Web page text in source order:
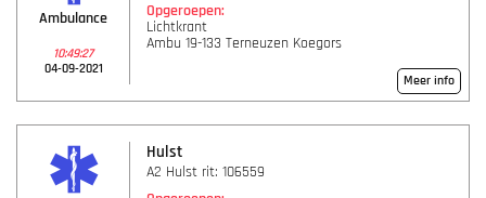
Ambulance
10:49:27
04-09-2021
Opgeroepen:
Lichtkrant
Ambu 19-133 Terneuzen Koegors
Meer info
Hulst
A2 Hulst rit: 106559